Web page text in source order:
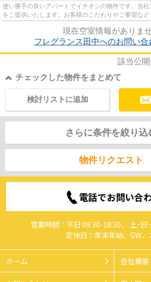
使い勝手の良いアパートでイチオシの物件です。当
をご提供いたします。お客様のこだわりやご要望など
当社へお問い合わせ下さい。
現在空室情報がありませ
フレグランス田中へのお問い合
該当公
チェックした物件をまとめて
検討リストに追加
さらに条件を絞り込
物件リクエスト
電話でお問い合
営業時間：平日 09:30-18:30、 土･日
定休日：年末年始、GW、
ホーム 会社概要